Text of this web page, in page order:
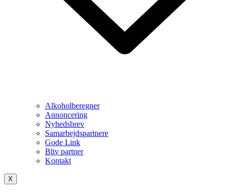
Alkoholberegner
Annoncering
Nyhedsbrev
Samarbejdspartnere
Gode Link
Bliv partner
Kontakt
X